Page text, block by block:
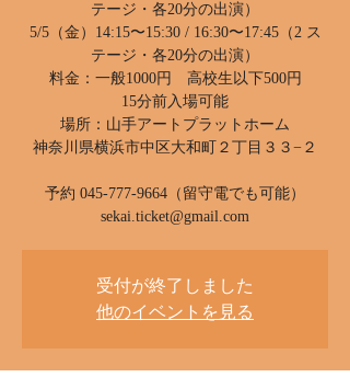
テージ・各20分の出演）
5/5（金）14:15〜15:30 / 16:30〜17:45（2 ス
テージ・各20分の出演）
料金：一般1000円 高校生以下500円
15分前入場可能
場所：山手アートプラットホーム
神奈川県横浜市中区大和町２丁目３３−２
予約 045-777-9664（留守電でも可能）
sekai.ticket@gmail.com
受付が終了しました
他のイベントを見る